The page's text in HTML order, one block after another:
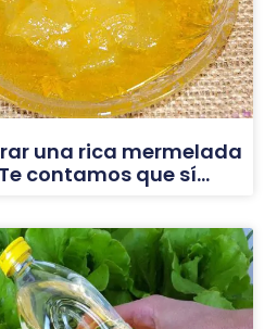
una rica mermelada
contamos que sí…